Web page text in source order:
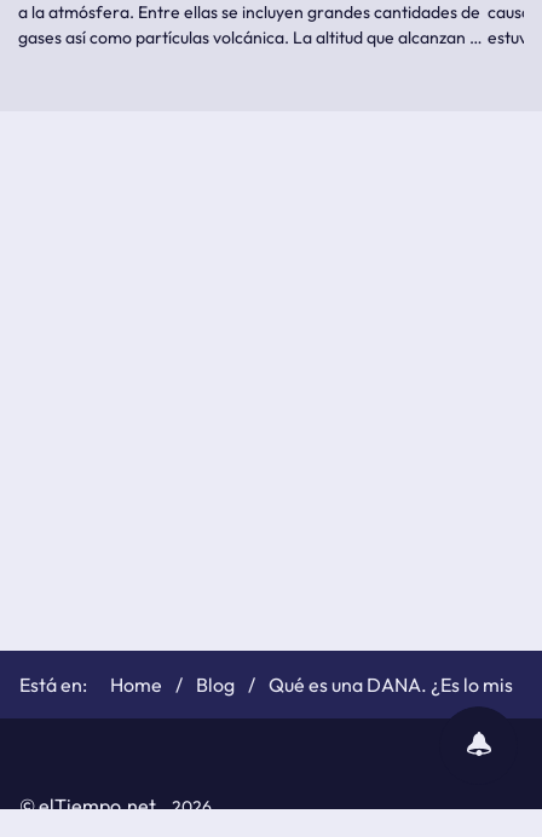
a la atmósfera. Entre ellas se incluyen grandes cantidades de
gases así como partículas volcánica. La altitud que alcanzan y
subscribir
notificaciones
Home Blog Qué es una DANA. ¿Es lo
©elTiempo.net 2026